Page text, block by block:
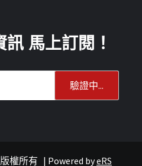
馬上訂閱！
權所有 | Powered byeRS